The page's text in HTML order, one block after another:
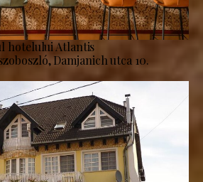
hotelului Atlantis
Damjanich utca 10.